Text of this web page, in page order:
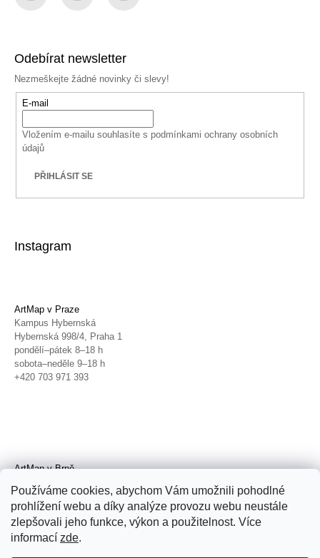
Používáme cookies, abychom Vám umožnili pohodlné
prohlížení webu a díky analýze provozu webu neustále
zlepšovali jeho funkce, výkon a použitelnost. Více
informací zde.
Odebírat newsletter
Nezmeškejte žádné novinky či slevy!
E-mail
Vložením e-mailu souhlasíte s podmínkami ochrany osobních
údajů
PŘIHLÁSIT SE
Instagram
ArtMap v Praze
Kampus Hybernská
Hybernská 998/4, Praha 1
pondělí–pátek 8–18 h
sobota–neděle 9–18 h
+420 703 971 393
ArtMap v Brně
Radnická 4, Brno
úterý–pátek 11–19 h
sobota 14–19 h
+420 702 152 298